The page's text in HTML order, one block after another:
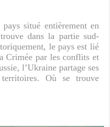
situé entièrement en
dans la partie sud-
le pays est lié
Crimée par les conflits et
l’Ukraine partage ses
Où se trouve